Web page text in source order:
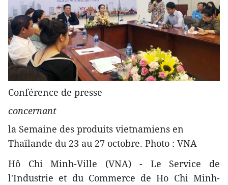
Conférence de presse
concernant
la Semaine des produits vietnamiens en
Thaïlande du 23 au 27 octobre. Photo : VNA
Hô Chi Minh-Ville (VNA) - Le Service de
l'Industrie et du Commerce de Ho Chi Minh-